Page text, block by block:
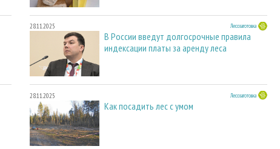
28.11.2025 Лесозаготовка
В России введут долгосрочные правила
индексации платы за аренду леса
28.11.2025 Лесозаготовка
Как посадить лес с умом